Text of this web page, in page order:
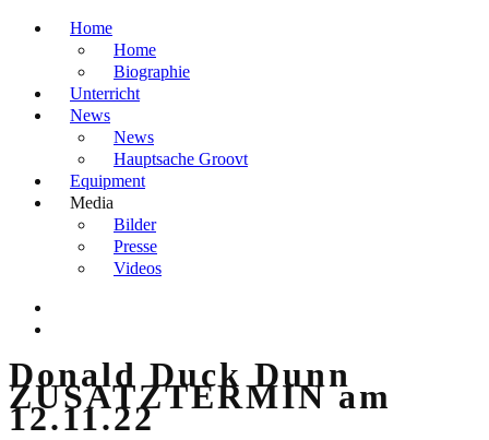
Home
Home
Biographie
Unterricht
News
News
Hauptsache Groovt
Equipment
Media
Bilder
Presse
Videos
Donald Duck Dunn
ZUSATZTERMIN am
12.11.22